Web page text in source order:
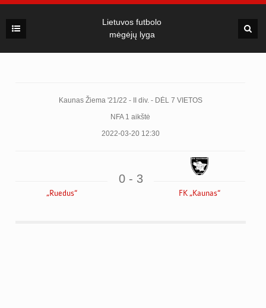
Lietuvos futbolo
mėgėjų lyga
Kaunas Žiema '21/22 - II div. - DĖL 7 VIETOS
NFA 1 aikštė
2022-03-20 12:30
0 - 3
„Ruedus“ FK „Kaunas“